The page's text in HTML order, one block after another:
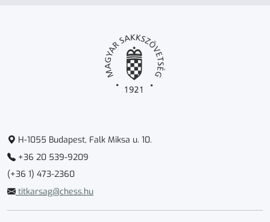
H-1055 Budapest, Falk Miksa u. 10.
+36 20 539-9209
(+36 1) 473-2360
titkarsag@chess.hu